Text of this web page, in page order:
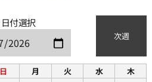
日付選択
次週
日 月 火 水 木